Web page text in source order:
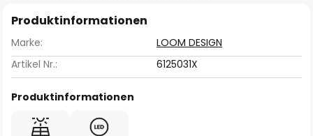
Produktinformationen
Marke:
LOOM DESIGN
Artikel Nr.:
6125031X
Produktinformationen